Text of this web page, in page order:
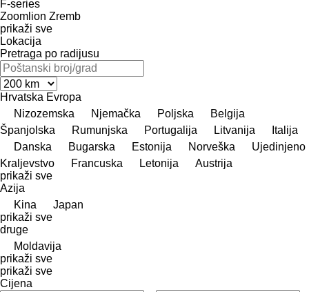
F-series
Zoomlion Zremb
prikaži sve
Lokacija
Pretraga po radijusu
Hrvatska Evropa
Nizozemska
Njemačka Poljska
Belgija
Španjolska
Rumunjska Portugalija Litvanija
Italija
Danska
Bugarska Estonija Norveška
Ujedinjeno
Kraljevstvo
Francuska Letonija
Austrija
prikaži sve
Azija
Kina
Japan
prikaži sve
druge
Moldavija
prikaži sve
prikaži sve
Cijena